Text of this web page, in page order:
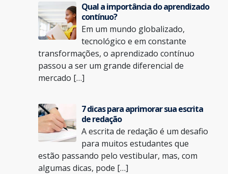
Qual a importância do aprendizado
contínuo?
Em um mundo globalizado,
tecnológico e em constante
transformações, o aprendizado contínuo
passou a ser um grande diferencial de
mercado […]
7 dicas para aprimorar sua escrita
de redação
A escrita de redação é um desafio
para muitos estudantes que
estão passando pelo vestibular, mas, com
algumas dicas, pode […]